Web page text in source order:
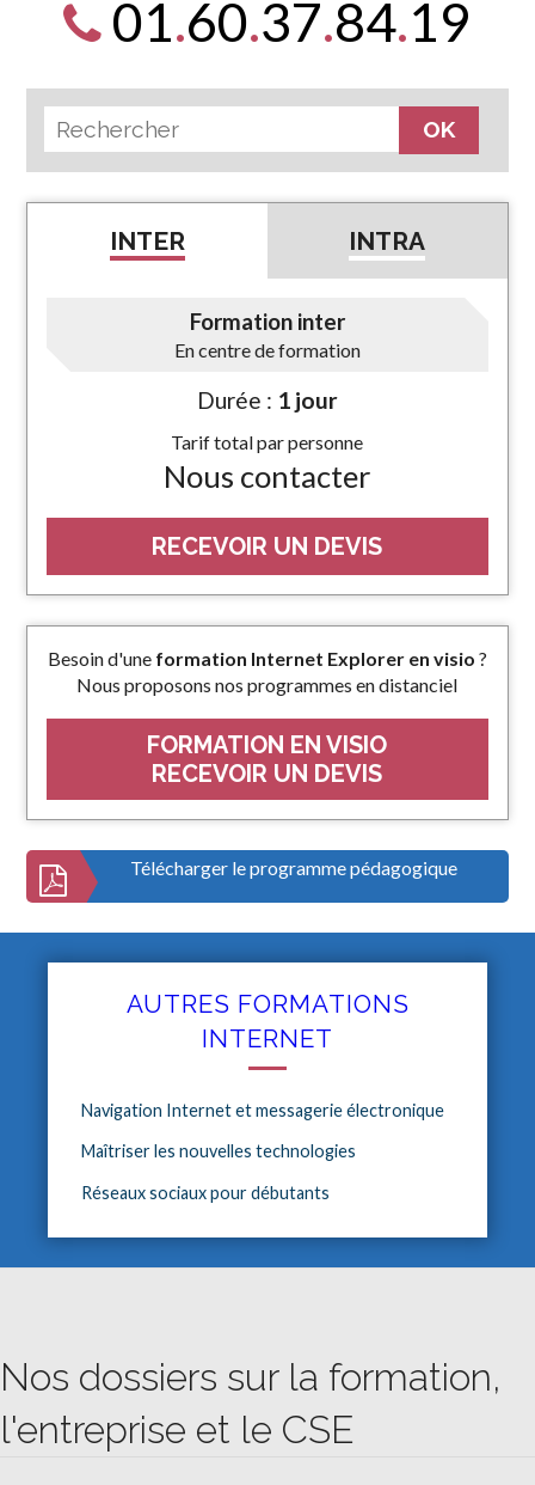
01.60.37.84.19
INTER INTRA
Formation inter
En centre de formation
Durée : 1 jour
Tarif total par personne
Nous contacter
RECEVOIR UN DEVIS
Besoin d'une formation Internet Explorer en visio ?
Nous proposons nos programmes en distanciel
FORMATION EN VISIO
RECEVOIR UN DEVIS
Télécharger le programme pédagogique
AUTRES FORMATIONS
INTERNET
Navigation Internet et messagerie électronique
Maîtriser les nouvelles technologies
Réseaux sociaux pour débutants
Nos dossiers sur la formation,
l'entreprise et le CSE